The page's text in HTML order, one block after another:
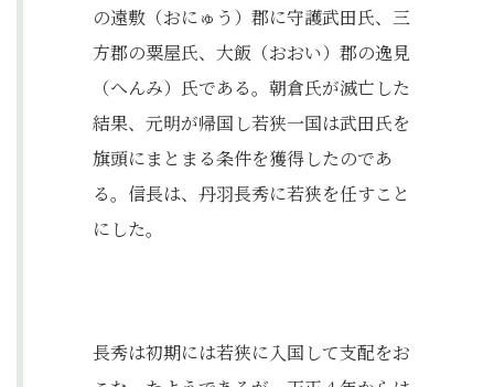
の遠敷（おにゅう）郡に守護武田氏、三
方郡の粟屋氏、大飯（おおい）郡の逸見
（へんみ）氏である。朝倉氏が滅亡した
結果、元明が帰国し若狭一国は武田氏を
旗頭にまとまる条件を獲得したのであ
る。信長は、丹羽長秀に若狭を任すこと
にした。
長秀は初期には若狭に入国して支配をお